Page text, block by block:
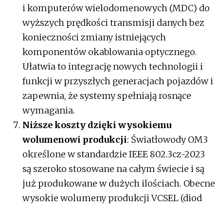
i komputerów wielodomenowych (MDC) do
wyższych prędkości transmisji danych bez
konieczności zmiany istniejących
komponentów okablowania optycznego.
Ułatwia to integrację nowych technologii i
funkcji w przyszłych generacjach pojazdów i
zapewnia, że systemy spełniają rosnące
wymagania.
Niższe koszty dzięki wysokiemu
wolumenowi produkcji: Światłowody OM3
określone w standardzie IEEE 802.3cz-2023
są szeroko stosowane na całym świecie i są
już produkowane w dużych ilościach. Obecne
wysokie wolumeny produkcji VCSEL (diod